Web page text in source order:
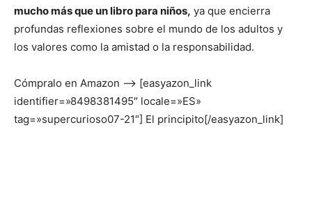
mucho más que un libro para niños, ya que encierra
profundas reflexiones sobre el mundo de los adultos y
los valores como la amistad o la responsabilidad.
Cómpralo en Amazon –> [easyazon_link
identifier=»8498381495″ locale=»ES»
tag=»supercurioso07-21″] El principito[/easyazon_link]